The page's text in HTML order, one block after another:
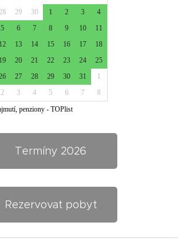
Termíny 2026
Rezervovat pobyt